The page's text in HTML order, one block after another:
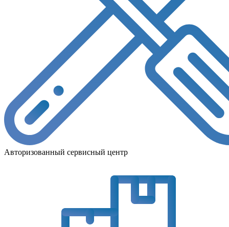
Авторизованный сервисный центр